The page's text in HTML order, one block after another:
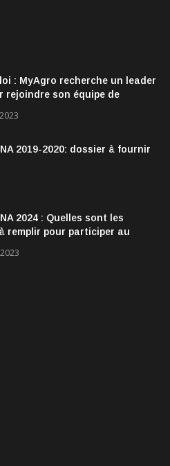
: MyAgro recherche un leader
rejoindre son équipe de
2019-2020: dossier à fournir
2024 : Quelles sont les
remplir pour participer au